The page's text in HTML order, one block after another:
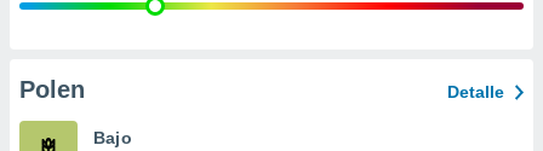
Polen Detalle
Bajo